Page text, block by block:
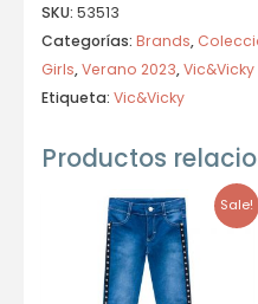
SKU: 53513
Categorías: Brands,
Girls,Verano 2023,Vic&Vicky
Etiqueta: Vic&Vicky
Productos
Sale!